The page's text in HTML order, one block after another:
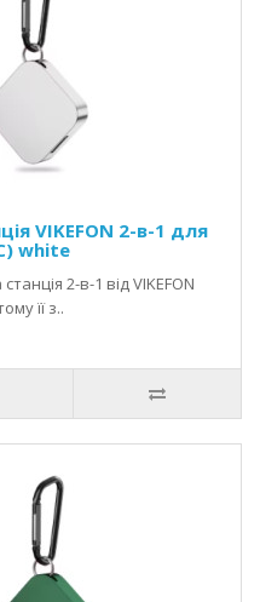
VIKEFON 2-в-1 для
white
2-в-1 від VIKEFON
її з..